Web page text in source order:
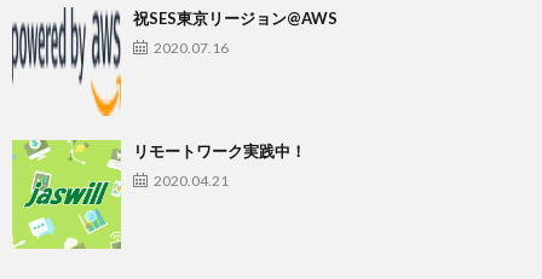
祝SES東京リージョン@AWS
2020.07.16
リモートワーク実践中！
2020.04.21